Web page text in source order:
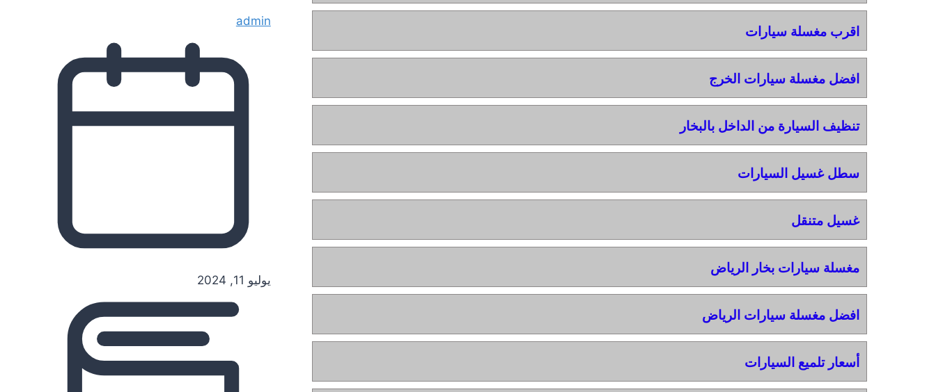
اقرب مغسلة سيارات
افضل مغسلة سيارات الخرج
تنظيف السيارة من الداخل بالبخار
سطل غسيل السيارات
غسيل متنقل
مغسلة سيارات بخار الرياض
افضل مغسلة سيارات الرياض
أسعار تلميع السيارات
admin
يوليو 11, 2024